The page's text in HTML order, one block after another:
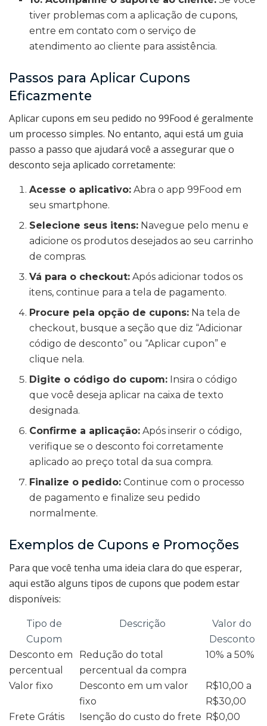
tiver problemas com a aplicação de cupons,
entre em contato com o serviço de
atendimento ao cliente para assistência.
Passos para Aplicar Cupons
Eficazmente
Aplicar cupons em seu pedido no 99Food é geralmente
um processo simples. No entanto, aqui está um guia
passo a passo que ajudará você a assegurar que o
desconto seja aplicado corretamente:
Acesse o aplicativo: Abra o app 99Food em
seu smartphone.
Selecione seus itens: Navegue pelo menu e
adicione os produtos desejados ao seu carrinho
de compras.
Vá para o checkout: Após adicionar todos os
itens, continue para a tela de pagamento.
Procure pela opção de cupons: Na tela de
checkout, busque a seção que diz “Adicionar
código de desconto” ou “Aplicar cupon” e
clique nela.
Digite o código do cupom: Insira o código
que você deseja aplicar na caixa de texto
designada.
Confirme a aplicação: Após inserir o código,
verifique se o desconto foi corretamente
aplicado ao preço total da sua compra.
Finalize o pedido: Continue com o processo
de pagamento e finalize seu pedido
normalmente.
Exemplos de Cupons e Promoções
Para que você tenha uma ideia clara do que esperar,
aqui estão alguns tipos de cupons que podem estar
disponíveis:
Tipo de
Cupom
Descrição
Valor do
Desconto
Desconto em
percentual
Redução do total
percentual da compra
10% a 50%
Valor fixo
Desconto em um valor
fixo
R$10,00 a
R$30,00
Frete Grátis
Isenção do custo do frete R$0,00